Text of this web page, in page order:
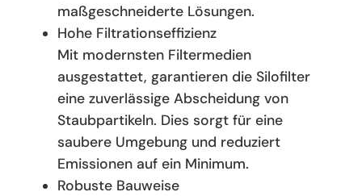
maßgeschneiderte Lösungen.
Hohe Filtrationseffizienz
Mit modernsten Filtermedien
ausgestattet, garantieren die Silofilter
eine zuverlässige Abscheidung von
Staubpartikeln. Dies sorgt für eine
saubere Umgebung und reduziert
Emissionen auf ein Minimum.
Robuste Bauweise